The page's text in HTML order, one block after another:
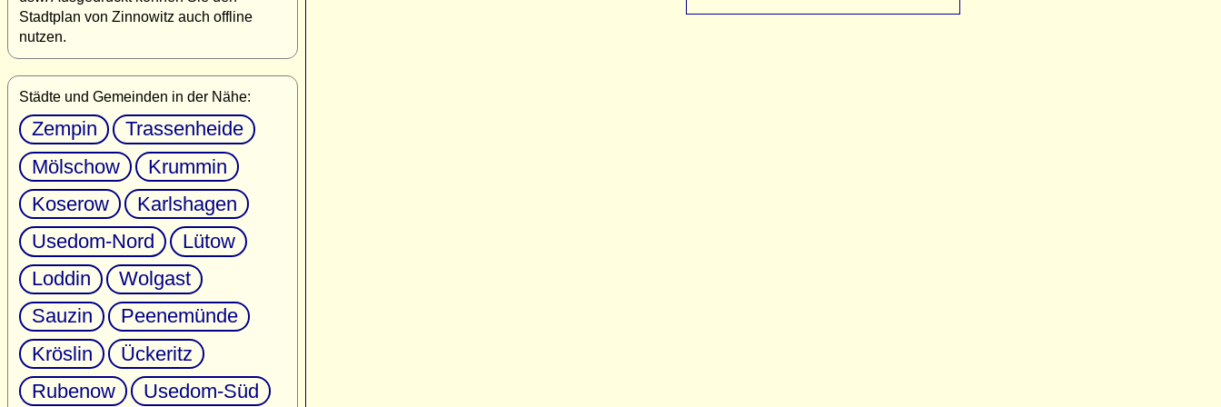
Stadtplan von Zinnowitz auch offline
nutzen.
Städte und Gemeinden in der Nähe:
Zempin
Trassenheide
Mölschow
Krummin
Koserow
Karlshagen
Usedom-Nord
Lütow
Loddin
Wolgast
Sauzin
Peenemünde
Kröslin
Ückeritz
Rubenow
Usedom-Süd